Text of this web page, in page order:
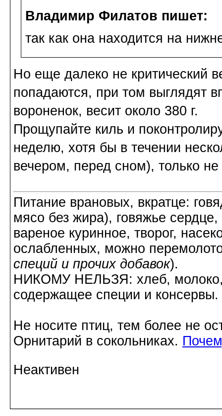
Владимир Филатов пишет:
так как она находится на
Но еще далеко не критический
попадаются, при том выглядят
вороненок, весит около 380 г.
Прощупайте киль и
неделю, хотя бы в течении
вечером, перед сном), только
Питание врановых, вкратце:
мясо без жира), говяжье
вареное куринное, творог,
ослабленных, можно
специй и прочих добавок).
НИКОМУ НЕЛЬЗЯ: хлеб, молоко,
содержащее специи и консервы.
Не носите птиц, тем более не
Орнитарий в сокольниках.
Неактивен